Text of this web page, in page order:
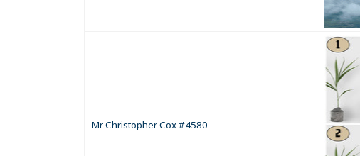
Mr Christopher Cox #4580